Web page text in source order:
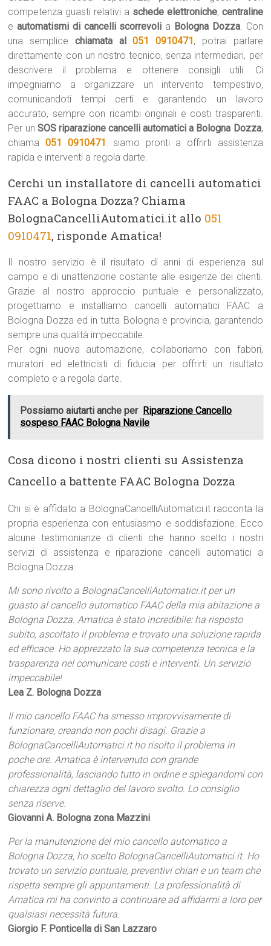
competenza guasti relativi a schede elettroniche, centraline
eautomatismi di cancelli scorrevoli a Bologna Dozza. Con
una semplice chiamata al051 0910471, potrai parlare
direttamente con un nostro tecnico, senza intermediari, per
descrivere il problema e ottenere consigli utili. Ci
impegniamo a organizzare un intervento tempestivo,
comunicandoti tempi certi e garantendo un lavoro
accurato, sempre con ricambi originali e costi trasparenti.
Per un SOS riparazione cancelli automatici a Bologna Dozza,
chiama051 0910471: siamo pronti a offrirti assistenza
rapida e interventi a regola darte.
Cerchi un installatore di cancelli automatici
FAAC a Bologna Dozza? Chiama
BolognaCancelliAutomatici.it allo 051
0910471, risponde Amatica!
Il nostro servizio è il risultato di anni di esperienza sul
campo e di unattenzione costante alle esigenze dei clienti.
Grazie al nostro approccio puntuale e personalizzato,
progettiamo e installiamo cancelli automatici FAAC a
Bologna Dozza ed in tutta Bologna e provincia, garantendo
sempre una qualità impeccabile.
Per ogni nuova automazione, collaboriamo con fabbri,
muratori ed elettricisti di fiducia per offrirti un risultato
completo e a regola darte.
Possiamo aiutarti anche per Riparazione Cancello
sospeso FAAC Bologna Navile
Cosa dicono i nostri clienti su Assistenza
Cancello a battente FAAC Bologna Dozza
Chi si è affidato a BolognaCancelliAutomatici.it racconta la
propria esperienza con entusiasmo e soddisfazione. Ecco
alcune testimonianze di clienti che hanno scelto i nostri
servizi di assistenza e riparazione cancelli automatici a
Bologna Dozza:
Mi sono rivolto a BolognaCancelliAutomatici.it per un
guasto al cancello automatico FAAC della mia abitazione a
Bologna Dozza. Amatica è stato incredibile: ha risposto
subito, ascoltato il problema e trovato una soluzione rapida
ed efficace. Ho apprezzato la sua competenza tecnica e la
trasparenza nel comunicare costi e interventi. Un servizio
impeccabile!
Lea Z. Bologna Dozza
Il mio cancello FAAC ha smesso improvvisamente di
funzionare, creando non pochi disagi. Grazie a
BolognaCancelliAutomatici.it ho risolto il problema in
poche ore. Amatica è intervenuto con grande
professionalità, lasciando tutto in ordine e spiegandomi con
chiarezza ogni dettaglio del lavoro svolto. Lo consiglio
senza riserve.
Giovanni A. Bologna zona Mazzini
Per la manutenzione del mio cancello automatico a
Bologna Dozza, ho scelto BolognaCancelliAutomatici.it. Ho
trovato un servizio puntuale, preventivi chiari e un team che
rispetta sempre gli appuntamenti. La professionalità di
Amatica mi ha convinto a continuare ad affidarmi a loro per
qualsiasi necessità futura.
Giorgio F. Ponticella di San Lazzaro